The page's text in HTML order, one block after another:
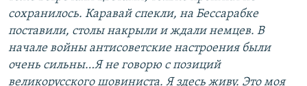
сохранилось. Каравай спекли, на Бессарабке
поставили, столы накрыли и ждали немцев. В
начале войны антисоветские настроения были
очень сильны…Я не говорю с позиций
великорусского шовиниста. Я здесь живу. Это моя